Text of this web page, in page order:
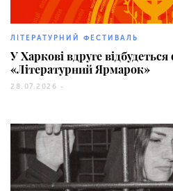
ЛІТЕРАТУРНИЙ ФЕСТИВАЛЬ
У Харкові вдруге
«Літературний Ярмарок»
28.07.2026 -